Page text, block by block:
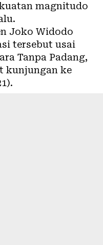
magnitudo
Joko Widodo
tersebut usai
Tanpa Padang,
kunjungan ke